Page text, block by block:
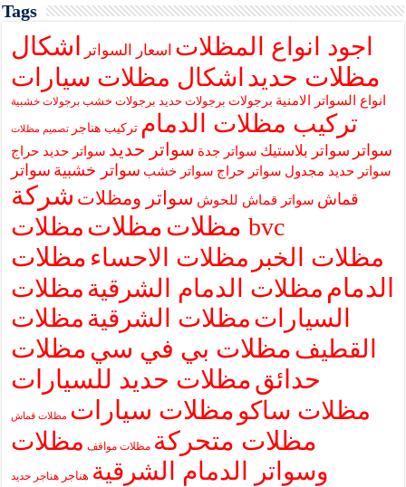
Tags
اجود انواع المظلات اسعار السواتر
اشكال
مظلات حديد اشكال مظلات سيارات
انواع السواتر الامنية برجولات برجولات حديد برجولات خشب برجولات خشبية
تركيب مظلات الدمام تركيب هناجر تصميم مظلات
سواتر سواتر بلاستيك سواتر جدة سواتر حديد سواتر حديد حراج
سواتر حديد مجدول سواتر حراج سواتر خشب سواتر خشبية سواتر
قماش سواتر قماش للحوش سواتر ومظلات شركة
مظلاتمظلات
مظلات bvc
مظلات الخبر مظلات الاحساء مظلات
الدمام مظلات الدمام الشرقية مظلات
السياراتمظلات الشرقية مظلات
القطيفمظلات بي في سيمظلات
حدائقمظلات حديد للسيارات
مظلات ساكو مظلات سيارات مظلات قماش
مظلات متحركة مظلات مواقف مظلات
وسواتر الدمام الشرقية هناجر هناجر حديد